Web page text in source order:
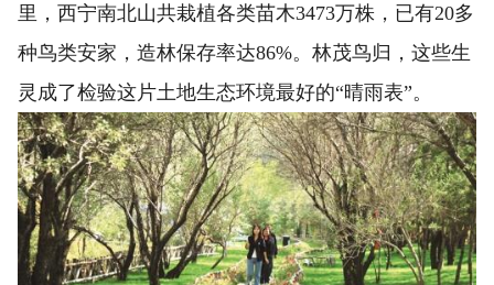
里，西宁南北山共栽植各类苗木3473万株，已有20多
种鸟类安家，造林保存率达86%。林茂鸟归，这些生
灵成了检验这片土地生态环境最好的“晴雨表”。